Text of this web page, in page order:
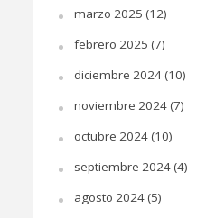
marzo 2025 (12)
febrero 2025 (7)
diciembre 2024(10)
noviembre 2024(7)
octubre 2024(10)
septiembre 2024(4)
agosto 2024(5)